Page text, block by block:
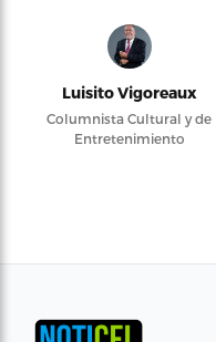
Luisito Vigoreaux
Columnista Cultural y de
Entretenimiento